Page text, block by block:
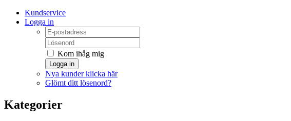
Kundservice
Logga in
Kom ihåg mig
Logga in
Nya kunder klicka här
Glömt ditt lösenord?
Kategorier